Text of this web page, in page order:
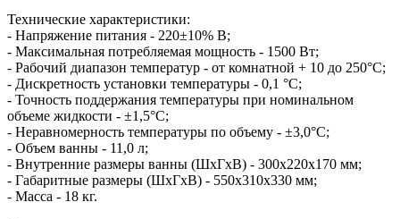
Технические характеристики:
- Напряжение питания - 220±10% В;
- Максимальная потребляемая мощность - 1500 Вт;
- Рабочий диапазон температур - от комнатной + 10 до 250°С;
- Дискретность установки температуры - 0,1 °С;
- Точность поддержания температуры при номинальном
объеме жидкости - ±1,5°С;
- Неравномерность температуры по объему - ±3,0°С;
- Объем ванны - 11,0 л;
- Внутренние размеры ванны (ШхГхВ) - 300x220x170 мм;
- Габаритные размеры (ШхГхВ) - 550x310x330 мм;
- Масса - 18 кг.